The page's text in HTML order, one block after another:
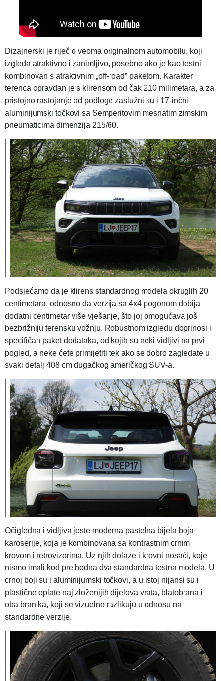
Dizajnerski je riječ o veoma originalnom automobilu, koji
izgleda atraktivno i zanimljivo, posebno ako je kao testni
kombinovan s atraktivnim „off-road” paketom. Karakter
terenca opravdan je s klirensom od čak 210 milimetara, a za
pristojno rastojanje od podloge zaslužni su i 17-inčni
aluminijumski točkovi sa Semperitovim mesnatim zimskim
pneumaticima dimenzija 215/60.
Podsjećamo da je klirens standardnog modela okruglih 20
centimetara, odnosno da verzija sa 4x4 pogonom dobija
dodatni centimetar više vješanje, što joj omogućava još
bezbrižniju terensku vožnju. Robustnom izgledu doprinosi i
specifičan paket dodataka, od kojih su neki vidljivi na prvi
pogled, a neke ćete primijetiti tek ako se dobro zagledate u
svaki detalj 408 cm dugačkog američkog SUV-a.
Očigledna i vidljiva jeste moderna pastelna bijela boja
karoserije, koja je kombinovana sa kontrastnim crnim
krovom i retrovizorima. Uz njih dolaze i krovni nosači, koje
nismo imali kod prethodna dva standardna testna modela. U
crnoj boji su i aluminijumski točkovi, a u istoj nijansi su i
plastične oplate najizloženijih dijelova vrata, blatobrana i
oba branika, koji se vizuelno razlikuju u odnosu na
standardne verzije.